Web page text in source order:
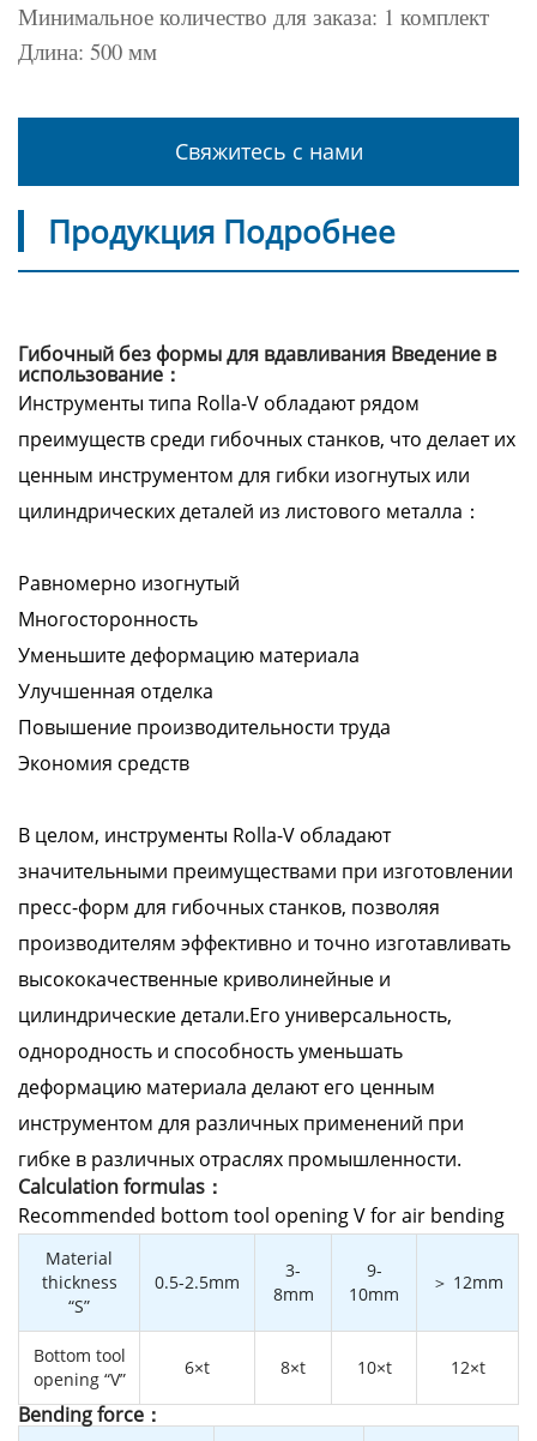
Минимальное количество для заказа: 1 комплект
Длина: 500 мм
Свяжитесь с нами
Продукция Подробнее
Гибочный без формы для вдавливания Введение в
использование：
Инструменты типа Rolla-V обладают рядом
преимуществ среди гибочных станков, что делает их
ценным инструментом для гибки изогнутых или
цилиндрических деталей из листового металла：
Равномерно изогнутый
Многосторонность
Уменьшите деформацию материала
Улучшенная отделка
Повышение производительности труда
Экономия средств
В целом, инструменты Rolla-V обладают
значительными преимуществами при изготовлении
пресс-форм для гибочных станков, позволяя
производителям эффективно и точно изготавливать
высококачественные криволинейные и
цилиндрические детали.Его универсальность,
однородность и способность уменьшать
деформацию материала делают его ценным
инструментом для различных применений при
гибке в различных отраслях промышленности.
Calculation formulas：
Recommended bottom tool opening V for air bending
Material
thickness
“S”
0.5-2.5mm
3-
8mm
9-
10mm
＞ 12mm
Bottom tool
opening “V”
6×t 8×t 10×t 12×t
Bending force：